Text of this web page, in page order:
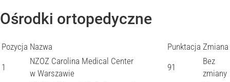
Ośrodki ortopedyczne
Pozycja Nazwa Punktacja Zmiana
1
NZOZ Carolina Medical Center
w Warszawie
91
Bez
zmiany